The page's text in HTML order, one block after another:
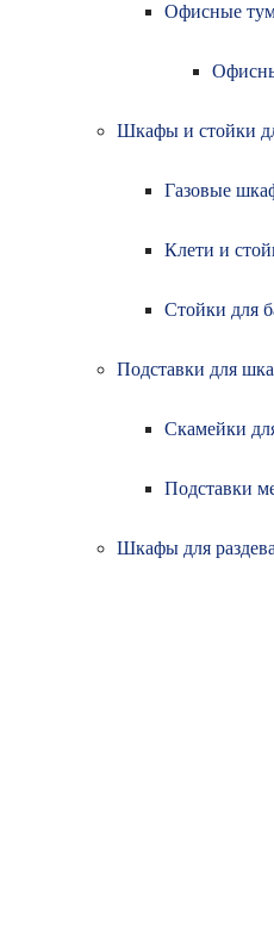
Офисные
Шкафы и стойки
Газовые
Клети и
Стойки для
Подставки для
Скамейки
Подставки
Шкафы для